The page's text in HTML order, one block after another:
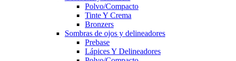
Polvo/Compacto
Tinte Y Crema
Bronzers
Sombras de ojos y delineadores
Prebase
Lápices Y Delineadores